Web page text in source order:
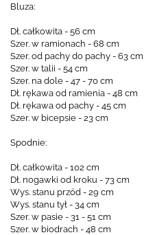
Bluza:
Dł. całkowita - 56 cm
Szer. w ramionach - 68 cm
Szer. od pachy do pachy - 63 cm
Szer. w talii - 54 cm
Szer. na dole - 47 - 70 cm
Dł. rękawa od ramienia - 48 cm
Dł. rękawa od pachy - 45 cm
Szer. w bicepsie - 23 cm
Spodnie:
Dł. całkowita - 102 cm
Dł. nogawki od kroku - 73 cm
Wys. stanu przód - 29 cm
Wys. stanu tył - 34 cm
Szer. w pasie - 31 - 51 cm
Szer. w biodrach - 48 cm